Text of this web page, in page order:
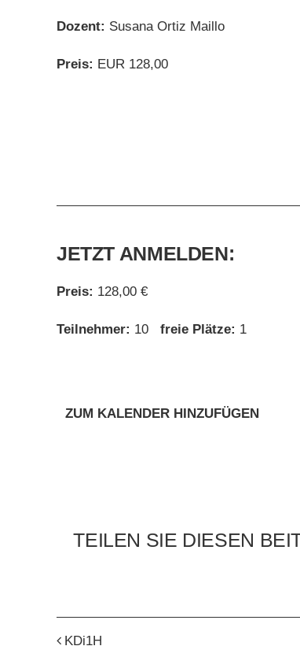
Dozent: Susana Ortiz Maillo
Preis: EUR 128,00
JETZT ANMELDEN:
Preis: 128,00 €
Teilnehmer: 10 freie Plätze: 1
ZUM KALENDER HINZUFÜGEN
TEILEN SIE DIESEN
KDi1H